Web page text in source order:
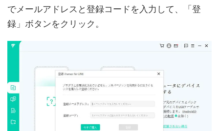
でメールアドレスと登録コードを入力して、「登
録」ボタンをクリック。